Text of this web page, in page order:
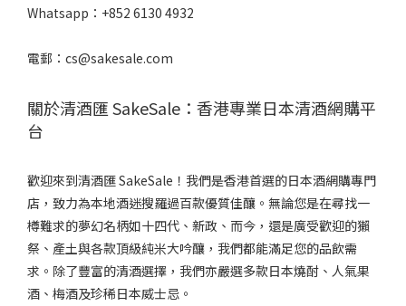
Whatsapp：+852 6130 4932
電郵：cs@sakesale.com
關於清酒匯 SakeSale：香港專業日本清酒網購平
台
歡迎來到清酒匯 SakeSale！我們是香港首選的日本酒網購專門
店，致力為本地酒迷搜羅過百款優質佳釀。無論您是在尋找一
樽難求的夢幻名柄如十四代、新政、而今，還是廣受歡迎的獺
祭、產土與各款頂級純米大吟釀，我們都能滿足您的品飲需
求。除了豐富的清酒選擇，我們亦嚴選多款日本燒酎、人氣果
酒、梅酒及珍稀日本威士忌。